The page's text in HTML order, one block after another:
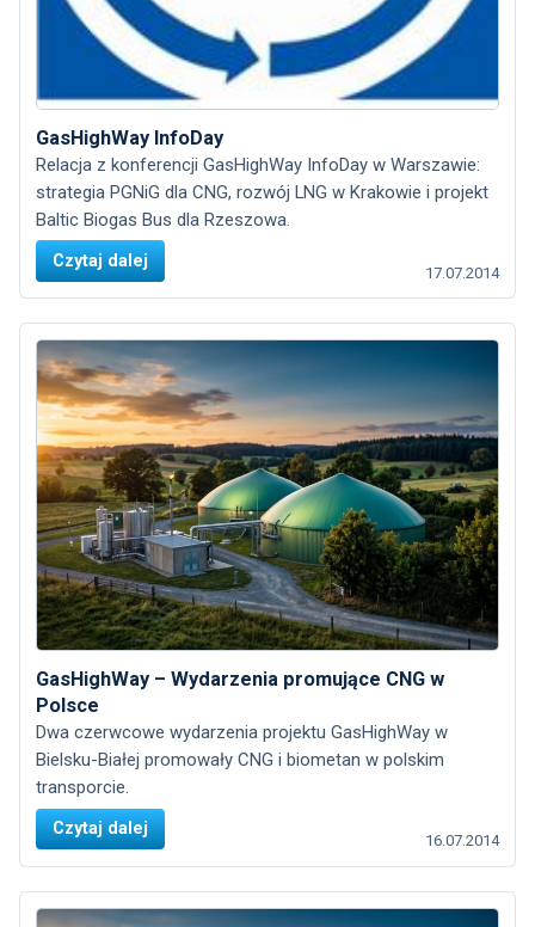
GasHighWay InfoDay
Relacja z konferencji GasHighWay InfoDay w Warszawie:
strategia PGNiG dla CNG, rozwój LNG w Krakowie i projekt
Baltic Biogas Bus dla Rzeszowa.
Czytaj dalej
17.07.2014
GasHighWay – Wydarzenia promujące CNG w
Polsce
Dwa czerwcowe wydarzenia projektu GasHighWay w
Bielsku-Białej promowały CNG i biometan w polskim
transporcie.
Czytaj dalej
16.07.2014